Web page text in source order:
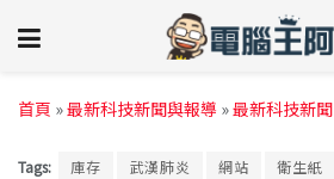
首頁 »最新科技新聞與報導 »最新科技新聞
Tags: 庫存 武漢肺炎 網站 衛生紙